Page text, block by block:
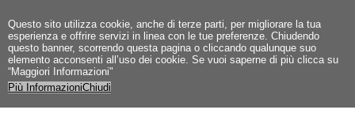
Questo sito utilizza cookie, anche di terze parti, per migliorare la tua
esperienza e offrire servizi in linea con le tue preferenze. Chiudendo
questo banner, scorrendo questa pagina o cliccando qualunque suo
elemento acconsenti all’uso dei cookie. Se vuoi saperne di più clicca su
“Maggiori Informazioni"
Più InformazioniChiudi